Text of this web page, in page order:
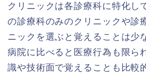
クリニックは各診療科に特化し
の診療科のみのクリニックや診
ニックを選ぶと覚えることは少
病院に比べると医療行為も限ら
識や技術面で覚えることも比較